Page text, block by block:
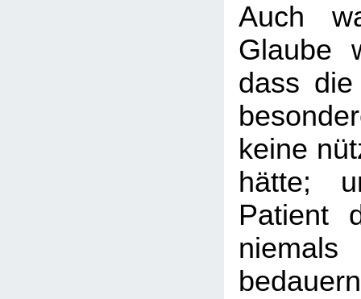
Auch
Glaube
dass
keine
hätte;
Patient